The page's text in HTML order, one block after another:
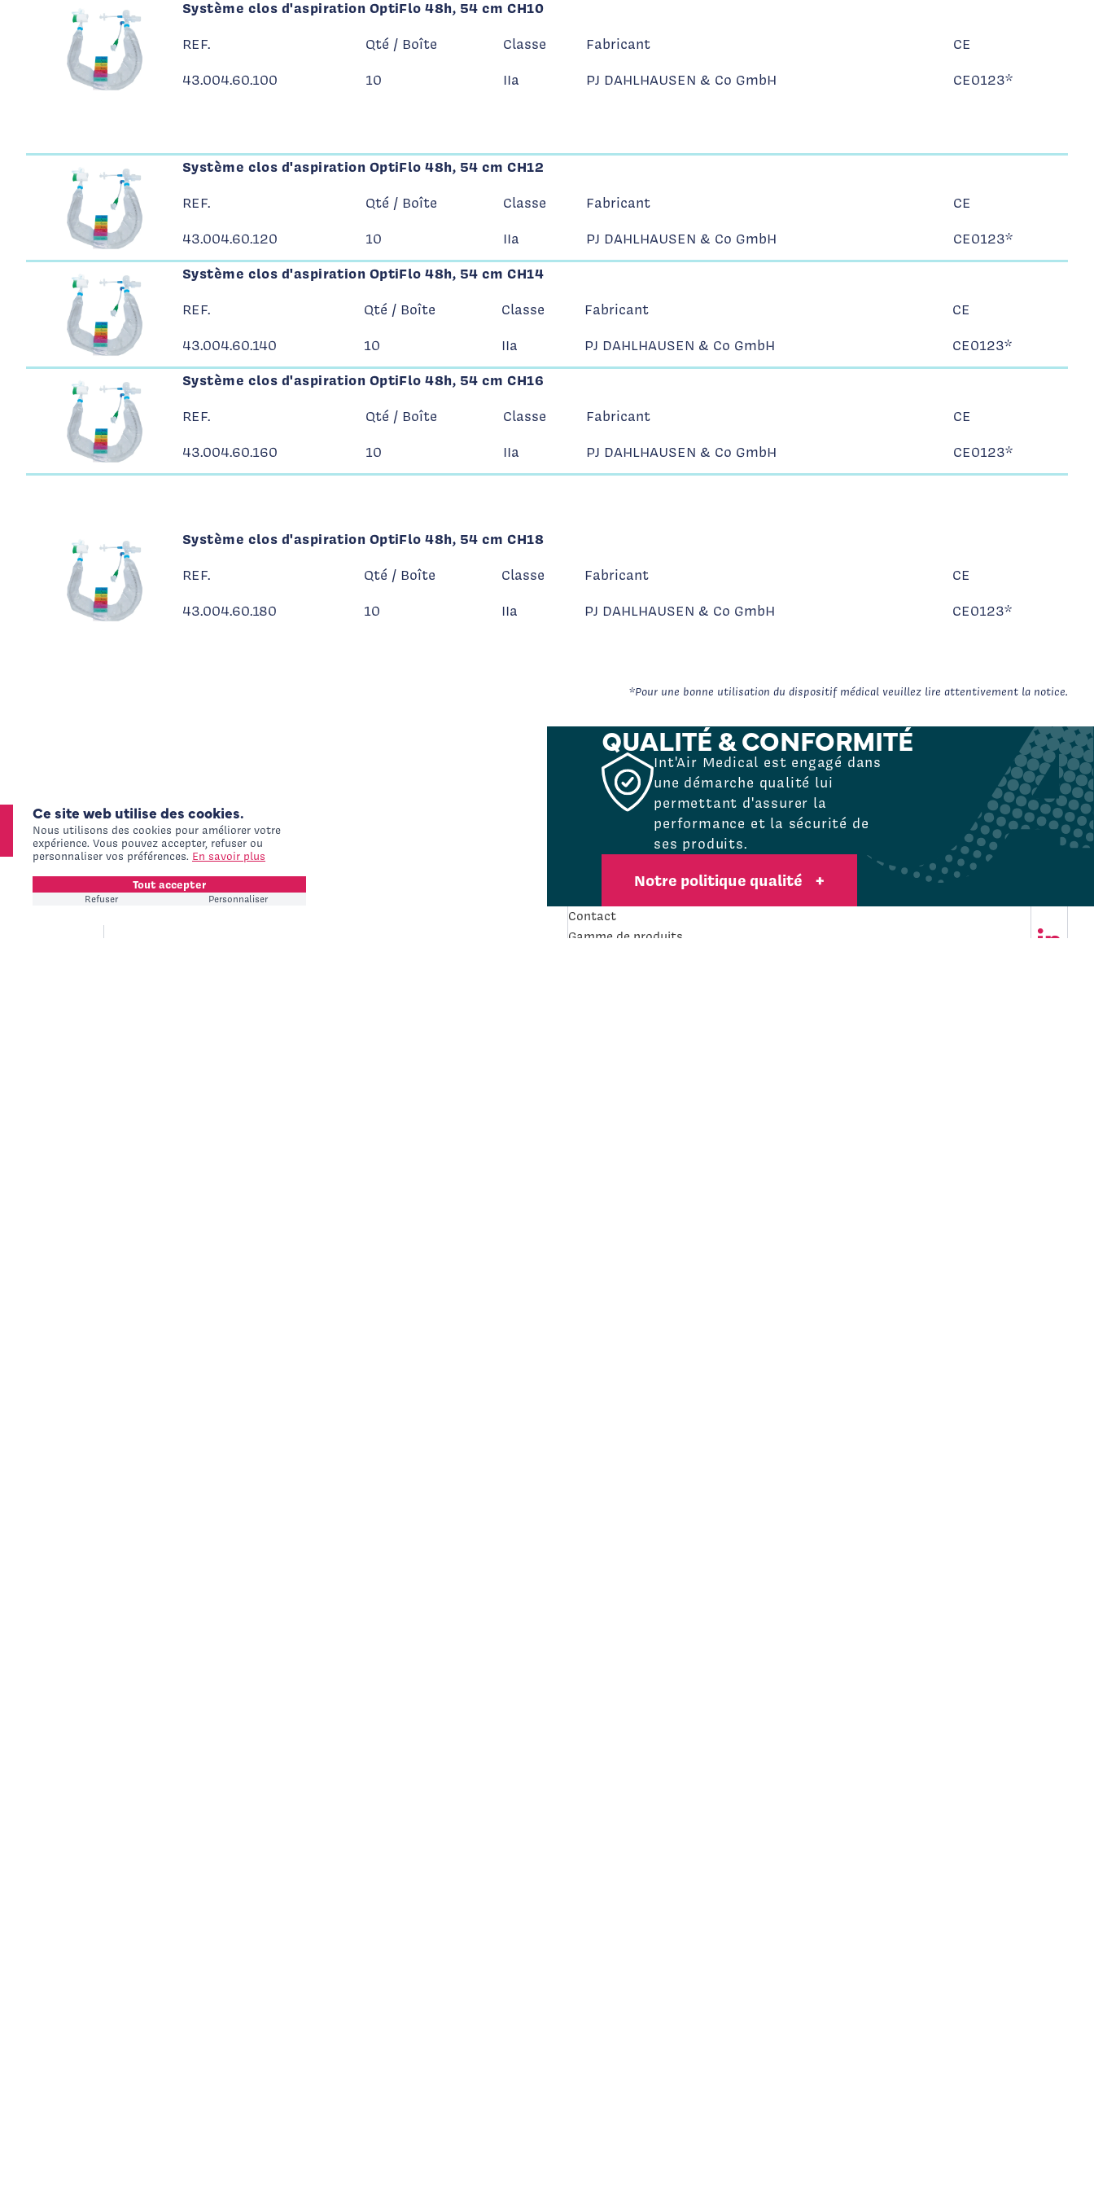
Page 1 - 5 produits affichésSystème clos d'aspiration OptiFlo 48h, 54 cm CH10
REF. Qté / Boîte Classe Fabricant
CE
43.004.60.100
10 IIa PJ DAHLHAUSEN & Co GmbH CE0123*
Système clos d'aspiration OptiFlo 48h, 54 cm CH12
REF. Qté / Boîte Classe Fabricant
CE
43.004.60.120
10 IIa PJ DAHLHAUSEN & Co GmbH CE0123*
Système clos d'aspiration OptiFlo 48h, 54 cm CH14
REF. Qté / Boîte Classe Fabricant
CE
43.004.60.140
10 IIa PJ DAHLHAUSEN & Co GmbH CE0123*
Système clos d'aspiration OptiFlo 48h, 54 cm CH16
REF. Qté / Boîte Classe Fabricant
CE
43.004.60.160
10 IIa PJ DAHLHAUSEN & Co GmbH CE0123*
Système clos d'aspiration OptiFlo 48h, 54 cm CH18
REF. Qté / Boîte Classe Fabricant
CE
43.004.60.180
10 IIa PJ DAHLHAUSEN & Co GmbH CE0123*
*Pour une bonne utilisation du dispositif médical veuillez lire attentivement la notice.
Contactez-nous +
QUALITÉ & CONFORMITÉ
Int'Air Medical est engagé dans
une démarche qualité lui
permettant d'assurer la
performance et la sécurité de
ses produits.
Notre politique qualité +
Contact
Gamme de produits
Ce site web utilise des cookies.
Nous utilisons des cookies pour améliorer votre
expérience. Vous pouvez accepter, refuser ou
personnaliser vos préférences. En savoir plus
Tout accepter
Refuser Personnaliser